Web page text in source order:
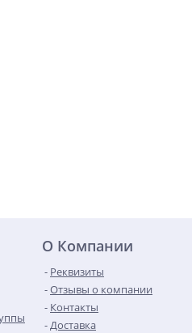
О Компании
Реквизиты
Отзывы о компании
Контакты
Доставка